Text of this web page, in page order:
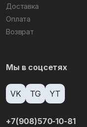
Доставка
Оплата
Возврат
Мы в соцсетях
VK TG YT
+7(908)570-10-81